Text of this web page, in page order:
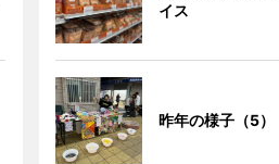
イス
昨年の様子（5）